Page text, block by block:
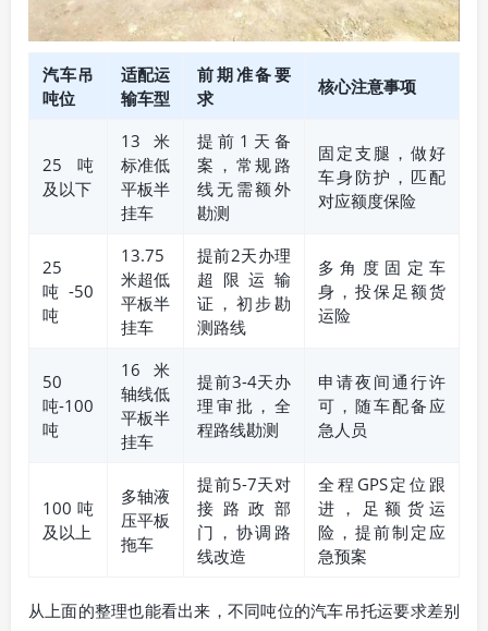
汽车吊
吨位
适配运
输车型
前期准备要
求
核心注意事项
25吨
及以下
13米
标准低
平板半
挂车
提前1天备
案，常规路
线无需额外
勘测
固定支腿，做好
车身防护，匹配
对应额度保险
25
吨-50
吨
13.75
米超低
平板半
挂车
提前2天办理
超限运输
证，初步勘
测路线
多角度固定车
身，投保足额货
运险
50
吨-100
吨
16米
轴线低
平板半
挂车
提前3-4天办
理审批，全
程路线勘测
申请夜间通行许
可，随车配备应
急人员
100吨
及以上
多轴液
压平板
拖车
提前5-7天对
接路政部
门，协调路
线改造
全程GPS定位跟
进，足额货运
险，提前制定应
急预案
从上面的整理也能看出来，不同吨位的汽车吊托运要求差别